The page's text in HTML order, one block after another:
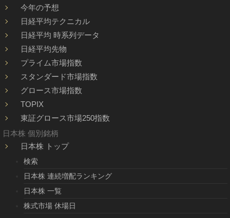
今年の予想
日経平均テクニカル
日経平均 時系列データ
日経平均先物
プライム市場指数
スタンダード市場指数
グロース市場指数
TOPIX
東証グロース市場250指数
日本株 個別銘柄
日本株 トップ
検索
日本株 連続増配ランキング
日本株 一覧
株式市場 休場日